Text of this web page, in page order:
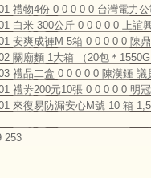
禮物4份 0 0 0 0 0 台灣電力
白米 300公斤 0 0 0 0 0 上誼
安爽成褲M 5箱 0 0 0 0 0 陳
關廟麵 1大箱 （20包＊
禮品二盒 0 0 0 0 0 陳漢鍾 議
禮劵200元10張 0 0 0 0 0 明
來復易防漏安心M號 10 箱
253